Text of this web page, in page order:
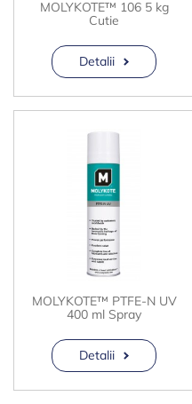
MOLYKOTE™ 106 5 kg
Cutie
Detalii
MOLYKOTE™ PTFE-N UV
400 ml Spray
Detalii